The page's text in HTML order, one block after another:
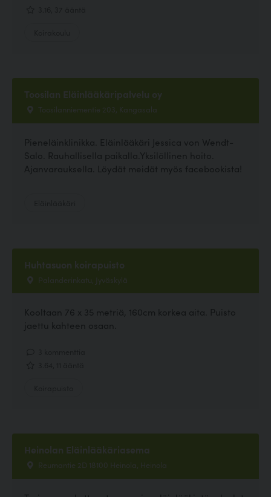
Toosilan Eläinlääkäripalvelu oy
Toosilanniementie 203, Kangasala
Pieneläinklinikka. Eläinlääkäri Jessica von Wendt-
Salo. Rauhallisella paikalla.Yksilöllinen hoito.
Ajanvarauksella. Löydät meidät myös facebookista!
Huhtasuon koirapuisto
Palanderinkatu, Jyväskylä
Kooltaan 76 x 35 metriä, 160cm korkea aita. Puisto
jaettu kahteen osaan.
Heinolan Eläinlääkäriasema
Reumantie 2D 18100 Heinola, Heinola